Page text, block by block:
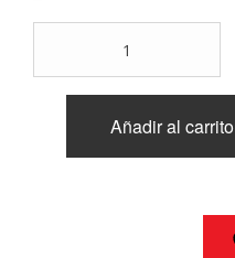
CHEVROLET
Añadir al carrito